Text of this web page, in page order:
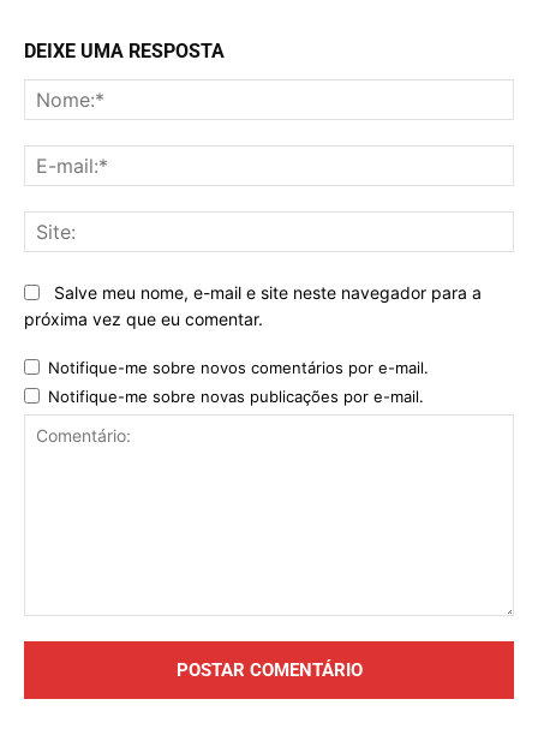
DEIXE UMA RESPOSTA
Salve meu nome, e-mail e site neste navegador para a
próxima vez que eu comentar.
Notifique-me sobre novos comentários por e-mail.
Notifique-me sobre novas publicações por e-mail.